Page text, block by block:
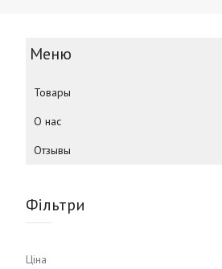
Товары
О нас
Отзывы
Фільтри
Ціна